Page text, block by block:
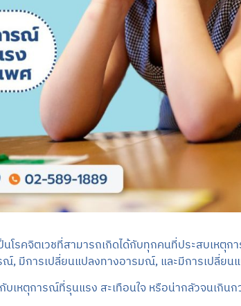
โรคจิตเวชที่สามารถเกิดได้กับทุกคนที่ประสบเหตุ
, มีการเปลี่ยนแปลงทางอารมณ์, และมีการเปลี่ยน
หตุการณ์ที่รุนแรง สะเทือนใจ หรือน่ากลัวจนเกิน